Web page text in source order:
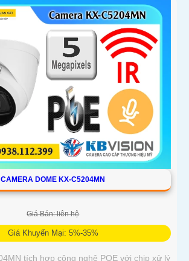
CAMERA DOME KX-C5204MN
Giá Bán: liên hệ
Giá Khuyến Mại: 5%-35%
tích hợp công nghệ POE với chip xử lý